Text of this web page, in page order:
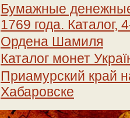
Бумажные
1769 года. Каталог,
Ордена Шамиля
Каталог монет
Приамурский край
Хабаровске